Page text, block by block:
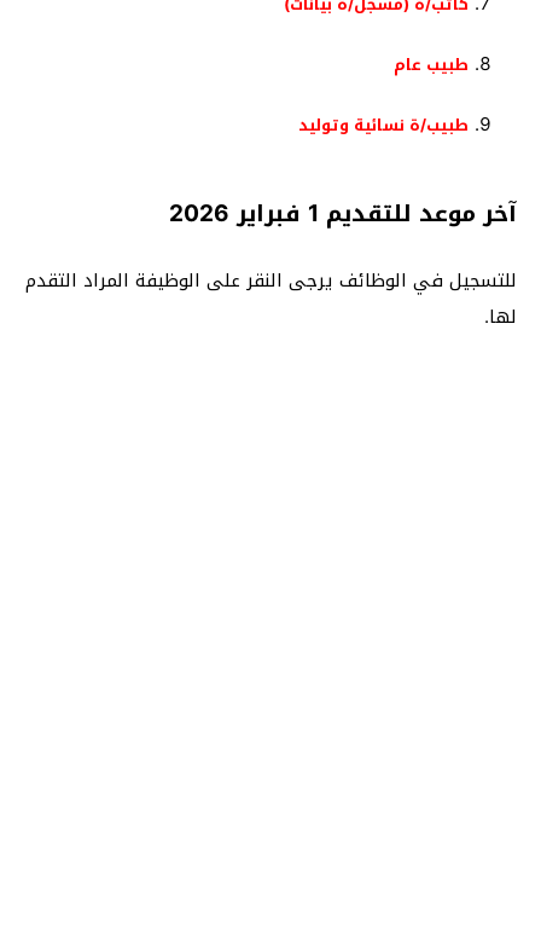
طبيب عام
طبيب/ة نسائية وتوليد
آخر موعد للتقديم 1 فبراير 2026
للتسجيل في الوظائف يرجى النقر على الوظيفة المراد التقدم
لها.